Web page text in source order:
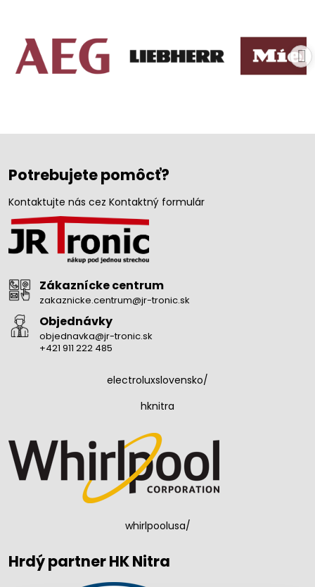
Potrebujete pomôcť?
Kontaktujte nás cez Kontaktný formulár
Zákaznícke centrum
zakaznicke.centrum@jr-tronic.sk
Objednávky
objednavka@jr-tronic.sk
+421 911 222 485
electroluxslovensko/
hknitra
whirlpoolusa/
Hrdý partner HK Nitra